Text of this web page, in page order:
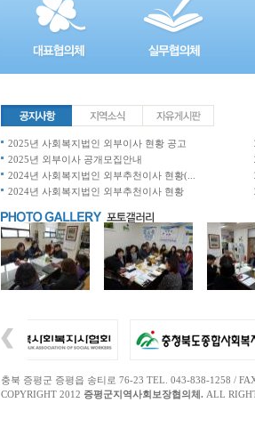
2025년 사회복지법인 외부이사 현황 공고
2025년 외부이사 공개모집안내
2024년 사회복지법인 외부추천이사 현황(...
2024년 사회복지법인 외부추천이사 현황
충북 증평군 증평읍 송티로 76-23 TEL. 043-838-1258 /
COPYRIGHT 2012 증평군지역사회보장협의체. ALL